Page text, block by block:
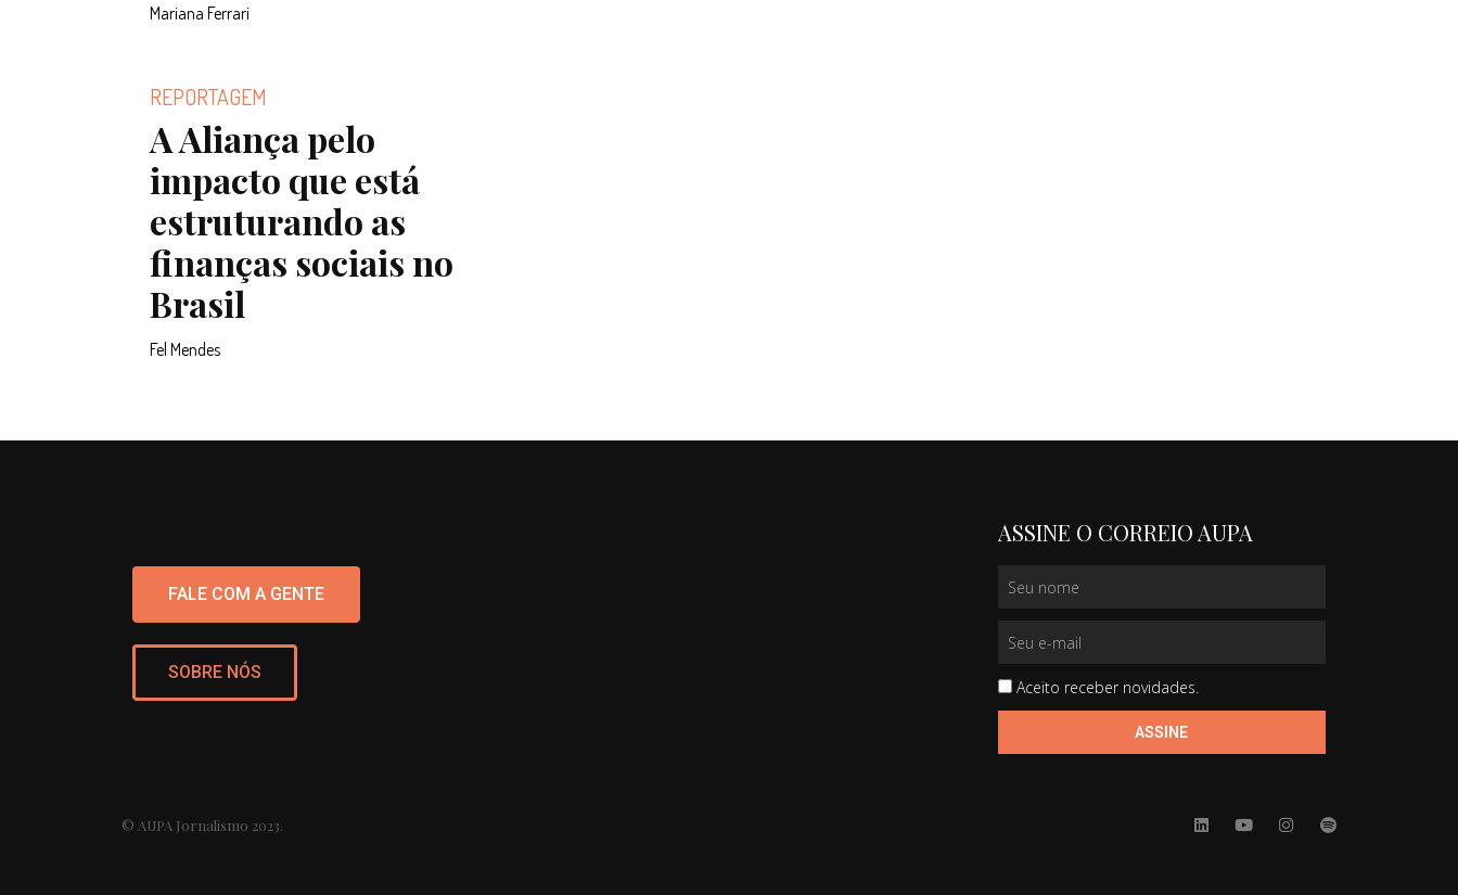
Mariana Ferrari
REPORTAGEM
A Aliança pelo
impacto que está
estruturando as
finanças sociais no
Brasil
Fel Mendes
FALE COM A GENTE
SOBRE NÓS
ASSINE O CORREIO AUPA
Aceito receber novidades.
ASSINE
© AUPA Jornalismo 2023.